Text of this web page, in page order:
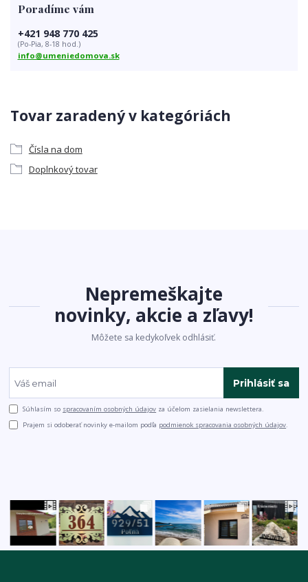
Tovar zaradený v kategóriách
Čísla na dom
Doplnkový tovar
Poradíme vám
+421 948 770 425
(Po-Pia, 8-18 hod.)
info@umeniedomova.sk
Nepremeškajte
novinky, akcie a zľavy!
Môžete sa kedykoľvek odhlásiť.
Prihlásiť sa
Súhlasím so spracovaním osobných údajov za účelom zasielania newslettera.
Prajem si odoberať novinky e-mailom podľa podmienok spracovania osobných údajov.